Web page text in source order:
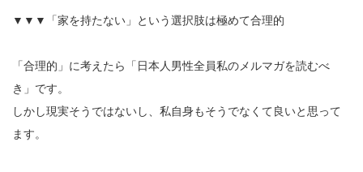
▼▼▼「家を持たない」という選択肢は極めて合理的
「合理的」に考えたら「日本人男性全員私のメルマガを読むべ
き」です。
しかし現実そうではないし、私自身もそうでなくて良いと思って
ます。